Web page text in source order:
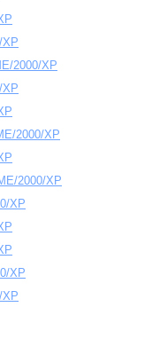
XP
2000/XP
XP
2000/XP
2000/XP
XP
XP
XP